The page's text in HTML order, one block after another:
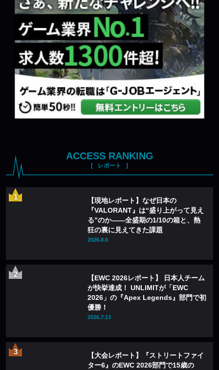
ACCESS RANKING
レポート
【現地レポート】なぜ日本の
『VALORANT』は“盛り上がって見え
る”のか——全盛期の1/10の箱と、熱
狂の裏に見えてきた課題
2026.8.6
【EWC 2026レポート】 日本人チーム
が快挙達成！ UNLIMITが「EWC
2026」の『Apex Legends』部門で初
優勝！
2026.7.13
【大会レポート】『ストリートファイ
ター6』のEWC 2026部門で15歳の